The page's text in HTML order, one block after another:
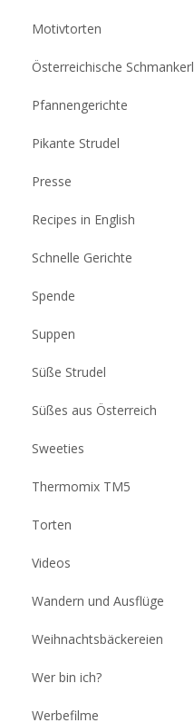
Motivtorten
Österreichische Schmankerl
Pfannengerichte
Pikante Strudel
Presse
Recipes in English
Schnelle Gerichte
Spende
Suppen
Süße Strudel
Süßes aus Österreich
Sweeties
Thermomix TM5
Torten
Videos
Wandern und Ausflüge
Weihnachtsbäckereien
Wer bin ich?
Werbefilme